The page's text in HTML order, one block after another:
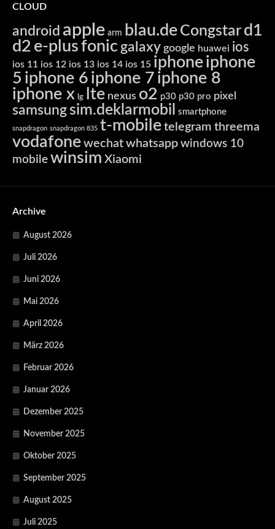
CLOUD
android apple arm blau.de Congstar d1
d2 e-plusfonic galaxy google huawei ios
ios 11 ios 12 ios 13 ios 14 ios 15 iphoneiphone
5 iphone 6 iphone 7 iphone 8
iphone x lg lte nexus o2 p30 p30 pro pixel
samsung sim.deklarmobil smartphone
snapdragon snapdragon 835 t-mobile telegram threema
vodafone wechat whatsapp windows 10
mobile winsim Xiaomi
Archive
August 2026
Juli 2026
Juni 2026
Mai 2026
April 2026
März 2026
Februar 2026
Januar 2026
Dezember 2025
November 2025
Oktober 2025
September 2025
August 2025
Juli 2025